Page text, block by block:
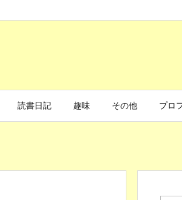
読書日記 趣味 その他 プロ